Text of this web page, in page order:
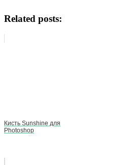
Related posts:
Кисть Sunshine для
Photoshop